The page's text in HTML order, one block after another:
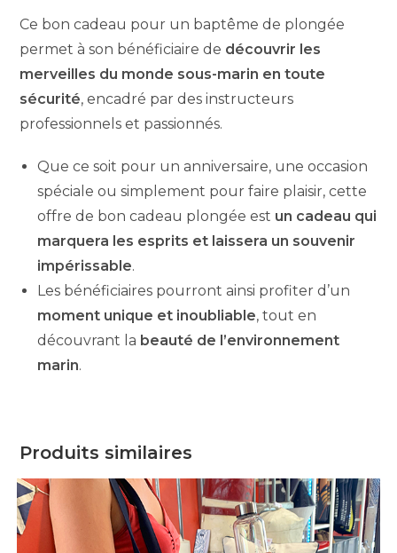
Ce bon cadeau pour un baptême de plongée
permet à son bénéficiaire de découvrir les
merveilles du monde sous-marin en toute
sécurité, encadré par des instructeurs
professionnels et passionnés.
Que ce soit pour un anniversaire, une occasion
spéciale ou simplement pour faire plaisir, cette
offre de bon cadeau plongée est un cadeau qui
marquera les esprits et laissera un souvenir
impérissable.
Les bénéficiaires pourront ainsi profiter d’un
moment unique et inoubliable, tout en
découvrant la beauté de l’environnement
marin.
Produits similaires